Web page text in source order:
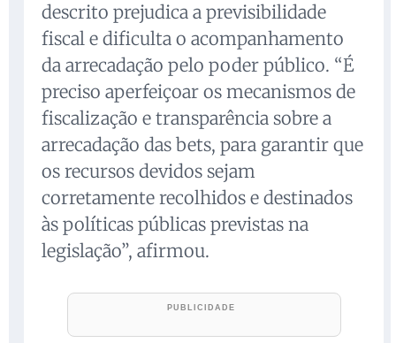
descrito prejudica a previsibilidade
fiscal e dificulta o acompanhamento
da arrecadação pelo poder público. “É
preciso aperfeiçoar os mecanismos de
fiscalização e transparência sobre a
arrecadação das bets, para garantir que
os recursos devidos sejam
corretamente recolhidos e destinados
às políticas públicas previstas na
legislação”, afirmou.